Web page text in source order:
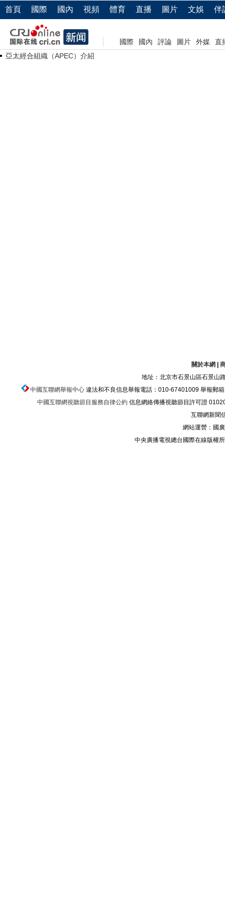
首頁 國際 國內 視頻 體育 直播 圖片 文娛 伴
國際 國內 評論 圖片 外媒
直
亞太經合組織（APEC）介紹
關於本網
地址：北京市石景山區石景山
中國互聯網舉報中心違法和不良信息舉報電話：010-67401009 舉報郵
中國互聯網視聽節目服務自律公約信息網絡傳播視聽節目許可證
互聯網新聞
網站運營：國
中央廣播電視總台國際在線版權